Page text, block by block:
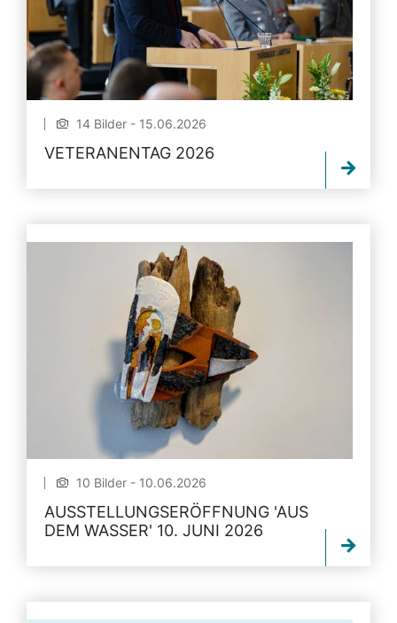
14 Bilder - 15.06.2026
VETERANENTAG 2026
10 Bilder - 10.06.2026
AUSSTELLUNGSERÖFFNUNG 'AUS
DEM WASSER' 10. JUNI 2026